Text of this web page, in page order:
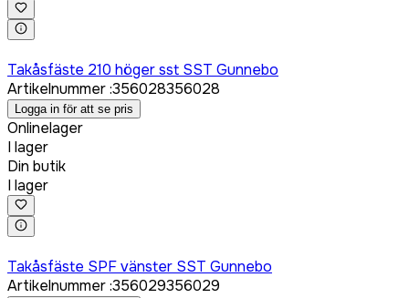
Takåsfäste 210 höger sst SST Gunnebo
Artikelnummer:356028356028
Logga in för att se pris
Onlinelager
I lager
Din butik
I lager
Takåsfäste SPF vänster SST Gunnebo
Artikelnummer:356029356029